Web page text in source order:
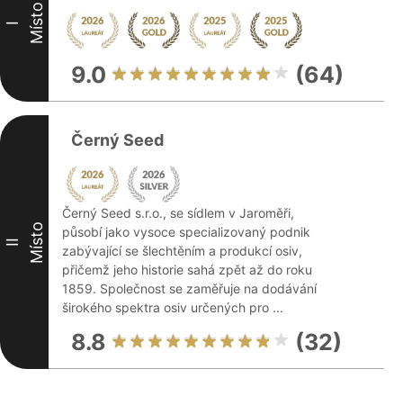
I Místo
9.0 (64)
II Místo
Černý Seed
Černý Seed s.r.o., se sídlem v Jaroměři,
působí jako vysoce specializovaný podnik
zabývající se šlechtěním a produkcí osiv,
přičemž jeho historie sahá zpět až do roku
1859. Společnost se zaměřuje na dodávání
širokého spektra osiv určených pro ...
8.8 (32)